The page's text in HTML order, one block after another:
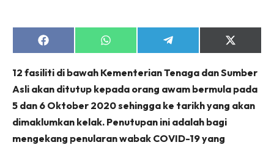
Share
on
Share
on
Share
on
Share
on
(Twitter)
12 fasiliti di bawah Kementerian Tenaga dan Sumber
Asli akan ditutup kepada orang awam bermula pada
5 dan 6 Oktober 2020 sehingga ke tarikh yang akan
dimaklumkan kelak. Penutupan ini adalah bagi
mengekang penularan wabak COVID-19 yang